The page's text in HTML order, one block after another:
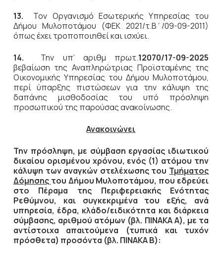
13. Τον Οργανισμό Εσωτερικής Υπηρεσίας του
Δήμου Μυλοποτάμου (ΦΕΚ 2021/τ.Β΄/09-09-2011)
όπως έχει τροποποιηθεί και ισχύει.
14. Την υπ’ αριθμ πρωτ.12070/17-09-2025
βεβαίωση της Αναπληρώτριας Προϊσταμένης της
Οικονομικής Υπηρεσίας του Δήμου Μυλοποτάμου,
περί ύπαρξης πιστώσεων για την κάλυψη της
δαπάνης μισθοδοσίας του υπό πρόσληψη
προσωπικού της παρούσας ανακοίνωσης.
Ανακοινώνει
Την πρόσληψη, με σύμβαση εργασίας ιδιωτικού
δικαίου ορισμένου χρόνου, ενός (1) ατόμου την
κάλυψη των αναγκών στελέχωσης του Τμήματος
Δόμησης του Δήμου Μυλοποτάμου, που εδρεύει
στο Πέραμα της Περιφερειακής Ενότητας
Ρεθύμνου, και συγκεκριμένα του εξής, ανά
υπηρεσία, έδρα, κλάδο/ειδικότητα και διάρκεια
σύμβασης, αριθμού ατόμων (βλ. ΠΙΝΑΚΑ Α), με τα
αντίστοιχα απαιτούμενα (τυπικά και τυχόν
πρόσθετα) προσόντα (βλ. ΠΙΝΑΚΑ Β):